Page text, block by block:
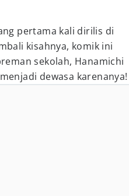
pertama kali dirilis di
kisahnya, komik ini
sekolah, Hanamichi
dewasa karenanya!